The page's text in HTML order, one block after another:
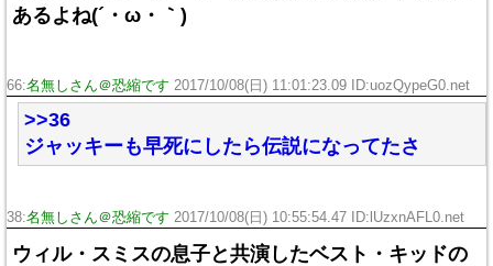
あるよね(´・ω・｀)
66:名無しさん＠恐縮です 2017/10/08(日) 11:01:23.09 ID:uozQypeG0.net
>>36
ジャッキーも早死にしたら伝説になってたさ
38:名無しさん＠恐縮です 2017/10/08(日) 10:55:54.47 ID:lUzxnAFL0.net
ウィル・スミスの息子と共演したベスト・キッドの